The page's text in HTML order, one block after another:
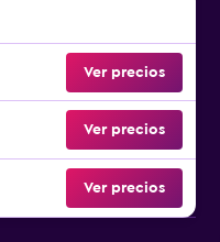
Ver precios
Ver precios
Ver precios